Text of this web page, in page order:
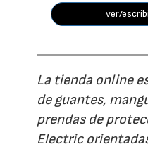
ver/
La tienda online
de guantes,
prendas de
Electric